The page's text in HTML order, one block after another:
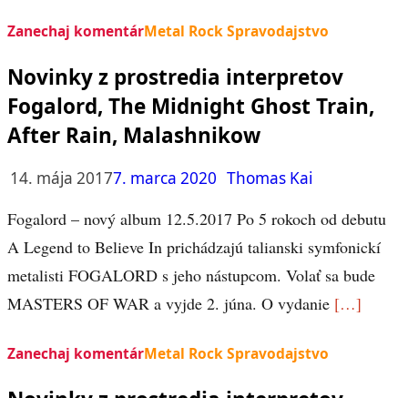
Zanechaj komentárMetal Rock Spravodajstvo
Novinky z prostredia interpretov
Fogalord, The Midnight Ghost Train,
After Rain, Malashnikow
14. mája 20177. marca 2020 Thomas Kai
Fogalord – nový album 12.5.2017 Po 5 rokoch od debutu
A Legend to Believe In prichádzajú talianski symfonickí
metalisti FOGALORD s jeho nástupcom. Volať sa bude
MASTERS OF WAR a vyjde 2. júna. O vydanie […]
Zanechaj komentárMetal Rock Spravodajstvo